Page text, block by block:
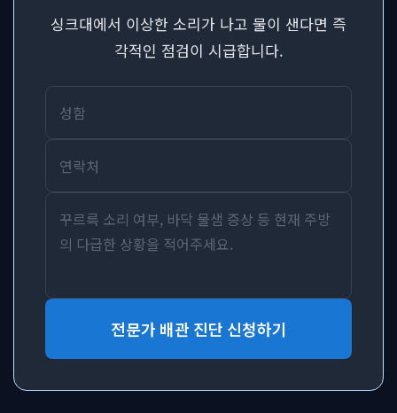
싱크대에서 이상한 소리가 나고 물이 샌다면 즉
각적인 점검이 시급합니다.
전문가 배관 진단 신청하기